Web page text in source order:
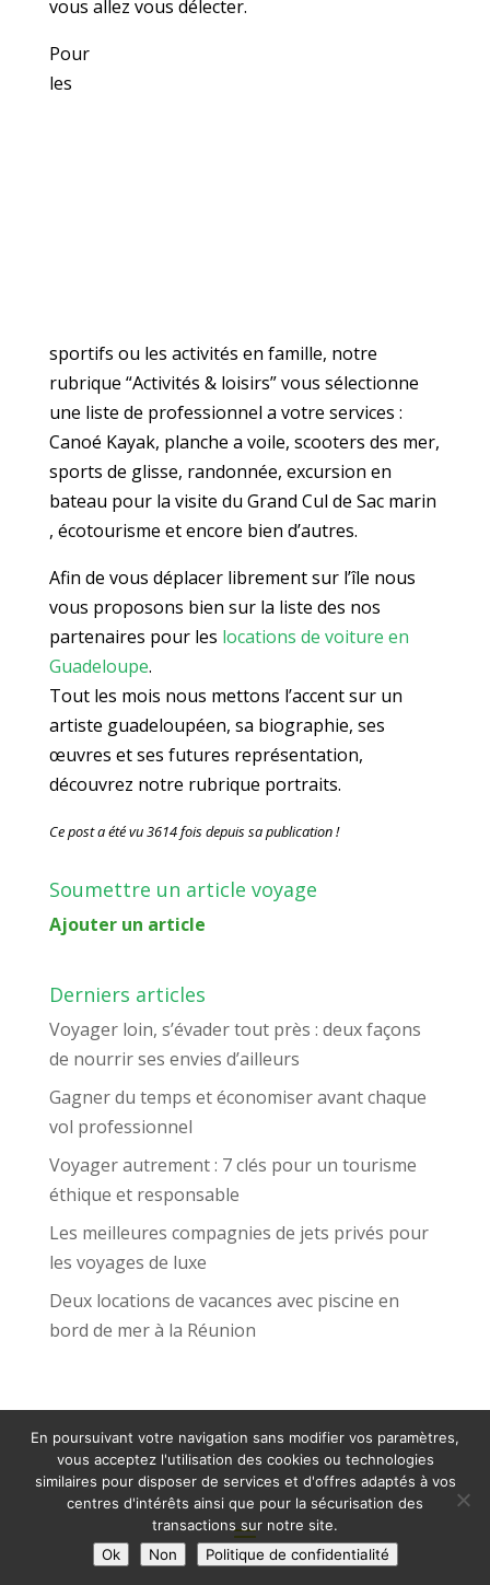
vous allez vous délecter.
Pour
les
sportifs ou les activités en famille, notre
rubrique “Activités & loisirs” vous sélectionne
une liste de professionnel a votre services :
Canoé Kayak, planche a voile, scooters des mer,
sports de glisse, randonnée, excursion en
bateau pour la visite du Grand Cul de Sac marin
, écotourisme et encore bien d’autres.
Afin de vous déplacer librement sur l’île nous
vous proposons bien sur la liste des nos
partenaires pour les locations de voiture en
Guadeloupe.
Tout les mois nous mettons l’accent sur un
artiste guadeloupéen, sa biographie, ses
œuvres et ses futures représentation,
découvrez notre rubrique portraits.
Ce post a été vu 3614 fois depuis sa publication !
Soumettre un article voyage
Ajouter un article
Derniers articles
Voyager loin, s’évader tout près : deux façons
de nourrir ses envies d’ailleurs
Gagner du temps et économiser avant chaque
vol professionnel
Voyager autrement : 7 clés pour un tourisme
éthique et responsable
Les meilleures compagnies de jets privés pour
les voyages de luxe
Deux locations de vacances avec piscine en
bord de mer à la Réunion
En poursuivant votre navigation sans modifier vos paramètres,
vous acceptez l'utilisation des cookies ou technologies
similaires pour disposer de services et d'offres adaptés à vos
centres d'intérêts ainsi que pour la sécurisation des
transactions sur notre site.
Ok
Non Politique de confidentialité